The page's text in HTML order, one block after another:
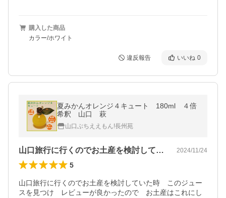
購入した商品
カラー/ホワイト
違反報告 いいね 0
夏みかんオレンジ４キュート 180ml ４倍
希釈 山口 萩
山口ぶちええもん!長州苑
山口旅行に行くのでお土産を検討していた… 2024/11/24
5
山口旅行に行くのでお土産を検討していた時　このジュー
スを見つけ　レビューが良かったので　お土産はこれにし